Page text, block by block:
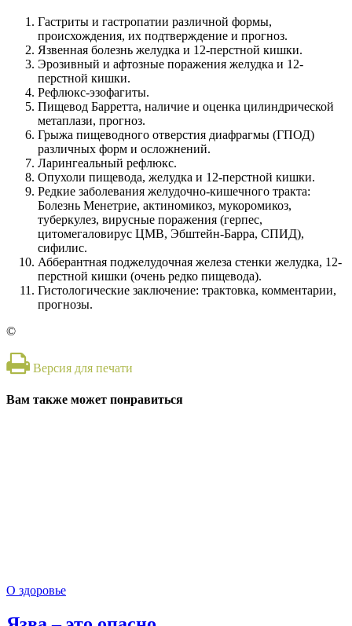
Гастриты и гастропатии различной формы,
происхождения, их подтверждение и прогноз.
Язвенная болезнь желудка и 12-перстной кишки.
Эрозивный и афтозные поражения желудка и 12-
перстной кишки.
Рефлюкс-эзофагиты.
Пищевод Барретта, наличие и оценка цилиндрической
метаплази, прогноз.
Грыжа пищеводного отверстия диафрагмы (ГПОД)
различных форм и осложнений.
Ларингеальный рефлюкс.
Опухоли пищевода, желудка и 12-перстной кишки.
Редкие заболевания желудочно-кишечного тракта:
Болезнь Менетрие, актиномикоз, мукоромикоз,
туберкулез, вирусные поражения (герпес,
цитомегаловирус ЦМВ, Эбштейн-Барра, СПИД),
сифилис.
Абберантная поджелудочная железа стенки желудка, 12-
перстной кишки (очень редко пищевода).
Гистологические заключение: трактовка, комментарии,
прогнозы.
©
Версия для печати
Вам также может понравиться
О здоровье